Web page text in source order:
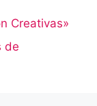
Creativas»
de